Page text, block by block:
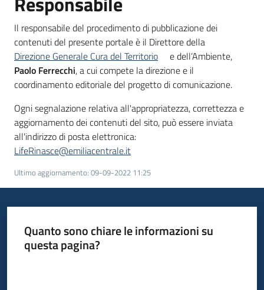
Il responsabile del procedimento di pubblicazione dei
contenuti del presente portale è il Direttore della
Direzione Generale Cura del Territorio
e dell’Ambiente,
Paolo Ferrecchi, a cui compete la direzione e il
coordinamento editoriale del progetto di comunicazione.
Ogni segnalazione relativa all'appropriatezza, correttezza e
aggiornamento dei contenuti del sito, può essere inviata
all'indirizzo di posta elettronica:
LifeRinasce@emiliacentrale.it
Ultimo aggiornamento: 09-09-2022 11:25
Quanto sono chiare le informazioni su
questa pagina?